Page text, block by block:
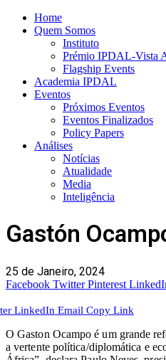
Home
Quem Somos
Instituto
Prémio IPDAL-Vista
Flagship Events
Academia IPDAL
Eventos
Próximos Eventos
Eventos Finalizados
Policy Papers
Análises
Notícias
Atualidade
Media
Inteligência
Gastón
25 de Janeiro, 2024
Facebook Twitter Pinterest
LinkedIn Email Copy Link
O Gaston Ocampo é um grande
a vertente política/diplomática e